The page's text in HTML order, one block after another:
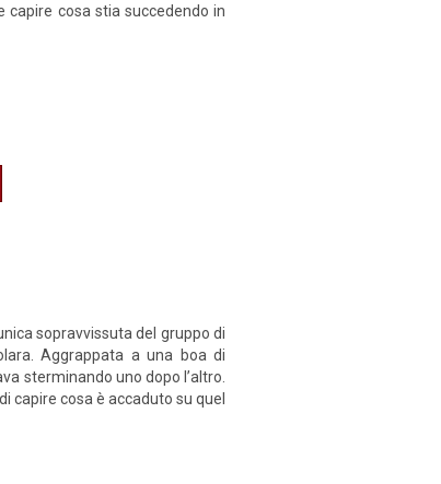
capire cosa stia succedendo in
sopravvissuta del gruppo di
Aggrappata a una boa di
sterminando uno dopo l’altro.
capire cosa è accaduto su quel